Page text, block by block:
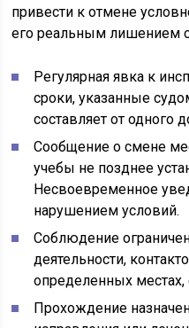
привести к отмене
его реальным лишением
Регулярная явка к
сроки, указанные
составляет от одного
Сообщение о смене
учебы не позднее
Несвоевременное
нарушением условий.
Соблюдение
деятельности,
определенных местах,
Прохождение